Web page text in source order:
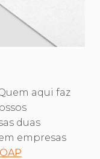
aqui faz
duas
empresas